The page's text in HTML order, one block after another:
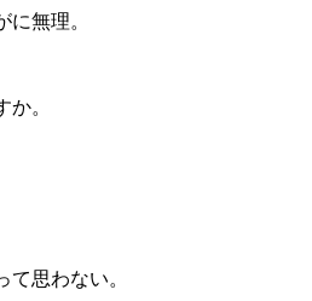
に無理。
。
思わない。